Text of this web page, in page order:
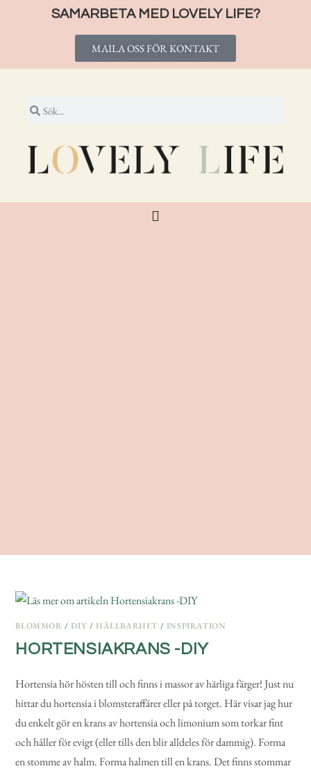
SAMARBETA MED LOVELY LIFE?
MAILA OSS FÖR KONTAKT
BLOMMOR /DIY / HÅLLBARHET / INSPIRATION
HORTENSIAKRANS -DIY
Hortensia hör hösten till och finns i massor av härliga färger! Just nu
hittar du hortensia i blomsteraffärer eller på torget. Här visar jag hur
du enkelt gör en krans av hortensia och limonium som torkar fint
och håller för evigt (eller tills den blir alldeles för dammig). Forma
en stomme av halm. Forma halmen till en krans. Det finns stommar